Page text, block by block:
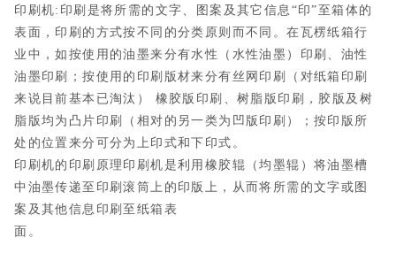
印刷机:印刷是将所需的文字、图案及其它信息“印”至箱体的
表面，印刷的方式按不同的分类原则而不同。在瓦楞纸箱行
业中，如按使用的油墨来分有水性（水性油墨）印刷、油性
油墨印刷；按使用的印刷版材来分有丝网印刷（对纸箱印刷
来说目前基本已淘汰） 橡胶版印刷、树脂版印刷，胶版及树
脂版均为凸片印刷（相对的另一类为凹版印刷）；按印版所
处的位置来分可分为上印式和下印式。
印刷机的印刷原理印刷机是利用橡胶辊（均墨辊）将油墨槽
中油墨传递至印刷滚筒上的印版上，从而将所需的文字或图
案及其他信息印刷至纸箱表
面。